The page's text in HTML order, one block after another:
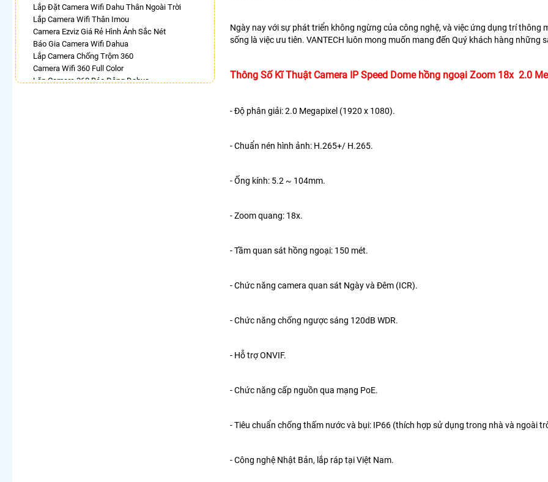
Lắp Đặt Camera Wifi Dahu Thân Ngoài Trời
Lắp Camera Wifi Thân Imou
Camera Ezviz Giá Rẻ Hình Ảnh Sắc Nét
Báo Gia Camera Wifi Dahua
Lắp Camera Chống Trộm 360
Camera Wifi 360 Full Color
Lăp Camera 360 Báo Động Dahua
Ngày nay với sự phát triển không ngừng của công nghệ, và việc ứng dụng trí
sống là việc ưu tiên. VANTECH luôn mong muốn mang đến Quý khách hàng
Thông Số Kĩ Thuật Camera IP Speed Dome hồng ngoại Zoom 18x 2.0
- Độ phân giải: 2.0 Megapixel (1920 x 1080).
- Chuẩn nén hình ảnh: H.265+/ H.265.
- Ống kính: 5.2 ~ 104mm.
- Zoom quang: 18x.
- Tầm quan sát hồng ngoại: 150 mét.
- Chức năng camera quan sát Ngày và Đêm (ICR).
- Chức năng chống ngược sáng 120dB WDR.
- Hỗ trợ ONVIF.
- Chức năng cấp nguồn qua mạng PoE.
- Tiêu chuẩn chống thấm nước và bụi: IP66 (thích hợp sử dụng trong nhà và ngoài
- Công nghệ Nhật Bản, lắp ráp tại Việt Nam.